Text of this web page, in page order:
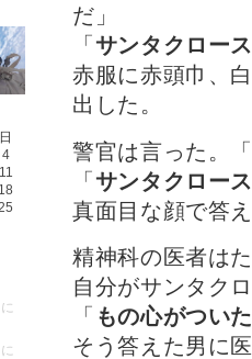
だ」
「 サンタクロー
赤服に赤頭巾、
出した。
警官は言った。
「サンタクロー
真面目な顔で答
精神科の医者は
自分がサンタク
「 もの心がつい
そう答えた男に
日
4
11
18
に
に